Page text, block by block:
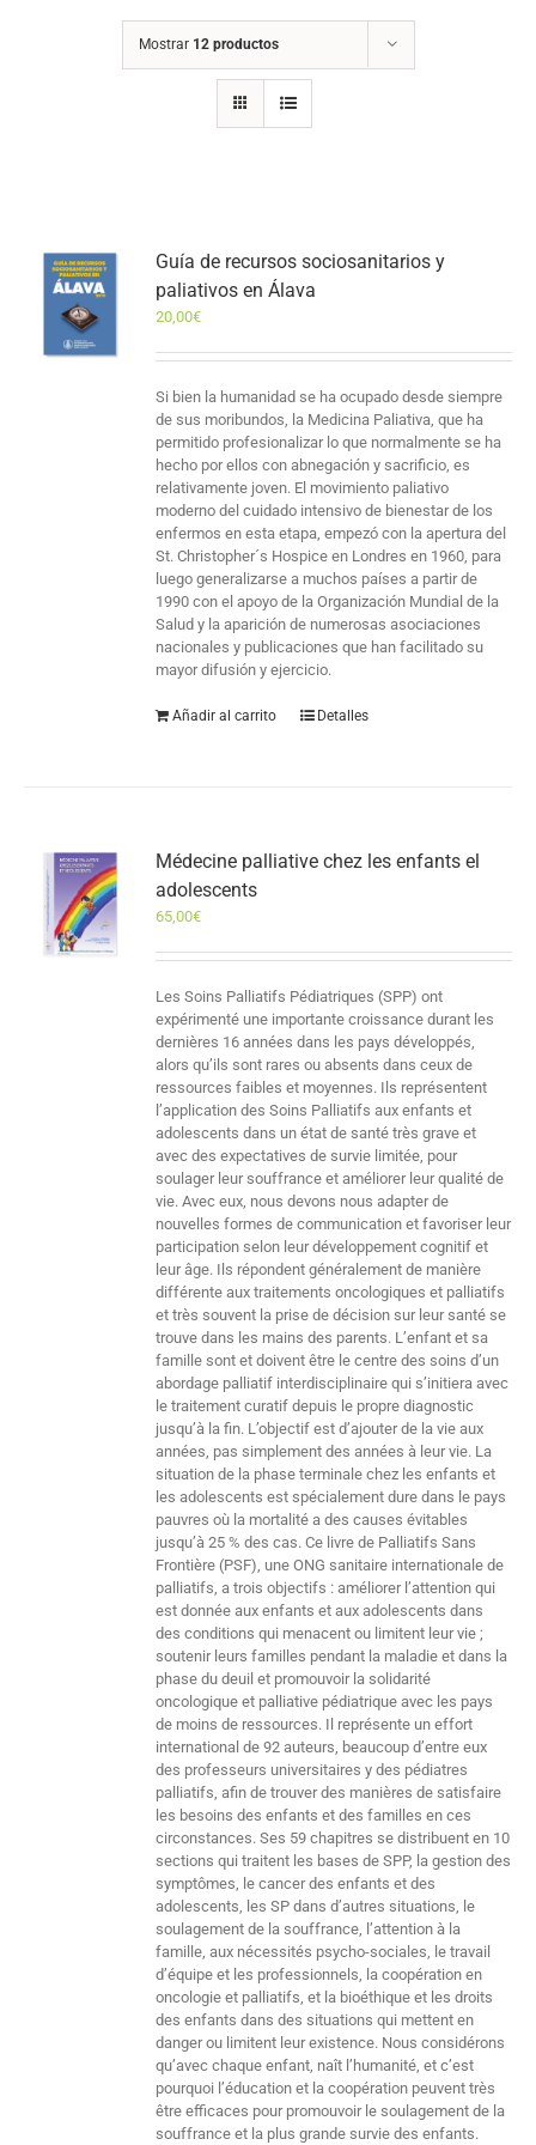
Mostrar 12 productos
Guía de recursos sociosanitarios y
paliativos en Álava
20,00€
Si bien la humanidad se ha ocupado desde siempre
de sus moribundos, la Medicina Paliativa, que ha
permitido profesionalizar lo que normalmente se ha
hecho por ellos con abnegación y sacrificio, es
relativamente joven. El movimiento paliativo
moderno del cuidado intensivo de bienestar de los
enfermos en esta etapa, empezó con la apertura del
St. Christopher´s Hospice en Londres en 1960, para
luego generalizarse a muchos países a partir de
1990 con el apoyo de la Organización Mundial de la
Salud y la aparición de numerosas asociaciones
nacionales y publicaciones que han facilitado su
mayor difusión y ejercicio.
Añadir al carrito Detalles
Médecine palliative chez les enfants el
adolescents
65,00€
Les Soins Palliatifs Pédiatriques (SPP) ont
expérimenté une importante croissance durant les
dernières 16 années dans les pays développés,
alors qu’ils sont rares ou absents dans ceux de
ressources faibles et moyennes. Ils représentent
l’application des Soins Palliatifs aux enfants et
adolescents dans un état de santé très grave et
avec des expectatives de survie limitée, pour
soulager leur souffrance et améliorer leur qualité de
vie. Avec eux, nous devons nous adapter de
nouvelles formes de communication et favoriser leur
participation selon leur développement cognitif et
leur âge. Ils répondent généralement de manière
différente aux traitements oncologiques et palliatifs
et très souvent la prise de décision sur leur santé se
trouve dans les mains des parents. L’enfant et sa
famille sont et doivent être le centre des soins d’un
abordage palliatif interdisciplinaire qui s’initiera avec
le traitement curatif depuis le propre diagnostic
jusqu’à la fin. L’objectif est d’ajouter de la vie aux
années, pas simplement des années à leur vie. La
situation de la phase terminale chez les enfants et
les adolescents est spécialement dure dans le pays
pauvres où la mortalité a des causes évitables
jusqu’à 25 % des cas. Ce livre de Palliatifs Sans
Frontière (PSF), une ONG sanitaire internationale de
palliatifs, a trois objectifs : améliorer l’attention qui
est donnée aux enfants et aux adolescents dans
des conditions qui menacent ou limitent leur vie ;
soutenir leurs familles pendant la maladie et dans la
phase du deuil et promouvoir la solidarité
oncologique et palliative pédiatrique avec les pays
de moins de ressources. Il représente un effort
international de 92 auteurs, beaucoup d’entre eux
des professeurs universitaires y des pédiatres
palliatifs, afin de trouver des manières de satisfaire
les besoins des enfants et des familles en ces
circonstances. Ses 59 chapitres se distribuent en 10
sections qui traitent les bases de SPP, la gestion des
symptômes, le cancer des enfants et des
adolescents, les SP dans d’autres situations, le
soulagement de la souffrance, l’attention à la
famille, aux nécessités psycho-sociales, le travail
d’équipe et les professionnels, la coopération en
oncologie et palliatifs, et la bioéthique et les droits
des enfants dans des situations qui mettent en
danger ou limitent leur existence. Nous considérons
qu’avec chaque enfant, naît l’humanité, et c’est
pourquoi l’éducation et la coopération peuvent très
être efficaces pour promouvoir le soulagement de la
souffrance et la plus grande survie des enfants.